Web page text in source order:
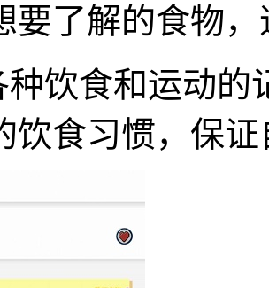
要了解的食物
种饮食和运动的
饮食习惯，保